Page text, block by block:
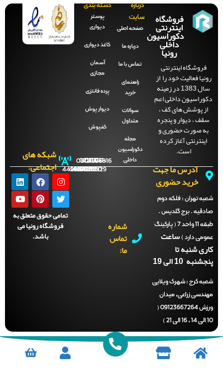
فروشگاه
اینترنتی
دکوراسیون
داخلی
رونیا
فروشگاه اینترنتی
فعالیت خود را از
سال 1383 در زمینه
داخلی اعم
پوشش های کف ،
، دیوار و پنجره
صورت حضوری و
اینترنتی آغاز کرده
درباره
سایت
صفحه‌ اصلی
درباره ما
تماس با ما
راهنمای
سوالات
متداول
دکوراسیون
دسته بندی
کاغذ دیواری
آسمان
پرده فانتزی
دیوار پوش
کفپوش
آدرس ما جهت
خرید حضوری
تهران :فلکه دوم
. برج گلدیس .
طبقه 11 واحد 7 ( پارکینگ
دارد )ساعت
شنبه تا
10 الی 19
کرج :شهرک ویلایی
زراعی، میدان
ورزش 09123667264 (
شماره
تماس
09121996816
021-
44288929
021-
44288700
021-
44288701
021-
44288702
شبکه های
اجتماعی:
تمامی حقوق متعلق به
فروشگاه رونیا می
باشد.